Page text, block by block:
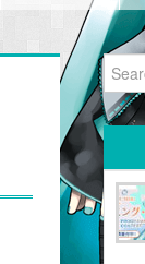
Search
for: